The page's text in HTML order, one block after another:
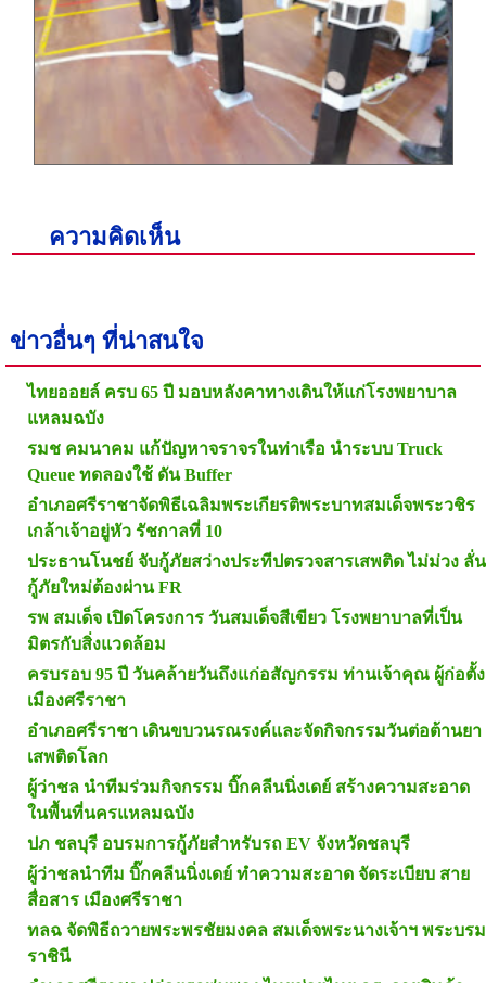
ความคิดเห็น
ข่าวอื่นๆ ที่น่าสนใจ
ไทยออยล์ ครบ 65 ปี มอบหลังคาทางเดินให้แก่โรงพยาบาล
แหลมฉบัง
รมช คมนาคม แก้ปัญหาจราจรในท่าเรือ นำระบบ Truck
Queue ทดลองใช้ ดัน Buffer
อำเภอศรีราชาจัดพิธีเฉลิมพระเกียรติพระบาทสมเด็จพระวชิร
เกล้าเจ้าอยู่หัว รัชกาลที่ 10
ประธานโนชย์ จับกู้ภัยสว่างประทีปตรวจสารเสพติด ไม่ม่วง ลั่น
กู้ภัยใหม่ต้องผ่าน FR
รพ สมเด็จ เปิดโครงการ วันสมเด็จสีเขียว โรงพยาบาลที่เป็น
มิตรกับสิ่งแวดล้อม
ครบรอบ 95 ปี วันคล้ายวันถึงแก่อสัญกรรม ท่านเจ้าคุณ ผู้ก่อตั้ง
เมืองศรีราชา
อำเภอศรีราชา เดินขบวนรณรงค์และจัดกิจกรรมวันต่อต้านยา
เสพติดโลก
ผู้ว่าชล นำทีมร่วมกิจกรรม บิ๊กคลีนนิ่งเดย์ สร้างความสะอาด
ในพื้นที่นครแหลมฉบัง
ปภ ชลบุรี อบรมการกู้ภัยสำหรับรถ EV จังหวัดชลบุรี
ผู้ว่าชลนำทีม บิ๊กคลีนนิ่งเดย์ ทำความสะอาด จัดระเบียบ สาย
สื่อสาร เมืองศรีราชา
ทลฉ จัดพิธีถวายพระพรชัยมงคล สมเด็จพระนางเจ้าฯ พระบรม
ราชินี